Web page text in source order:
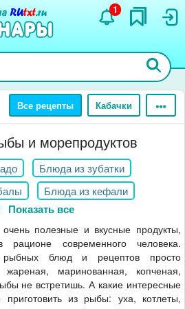
1
Все рецепты Кабачки
и морепродуктов
Блюда из зубатки
Блюда из кефали
Блюда из красной рыбы
Блюда из мойвы
Блюда из тилапии
Блюда из селедки
Блюда из щуки
Показать все
полезные и вкусные продукты,
рационе современного человека.
рыбных блюд и рецептов просто
жареная, маринованная, копченая,
не встретишь. А какие интересные
из рыбы: уха, котлеты,